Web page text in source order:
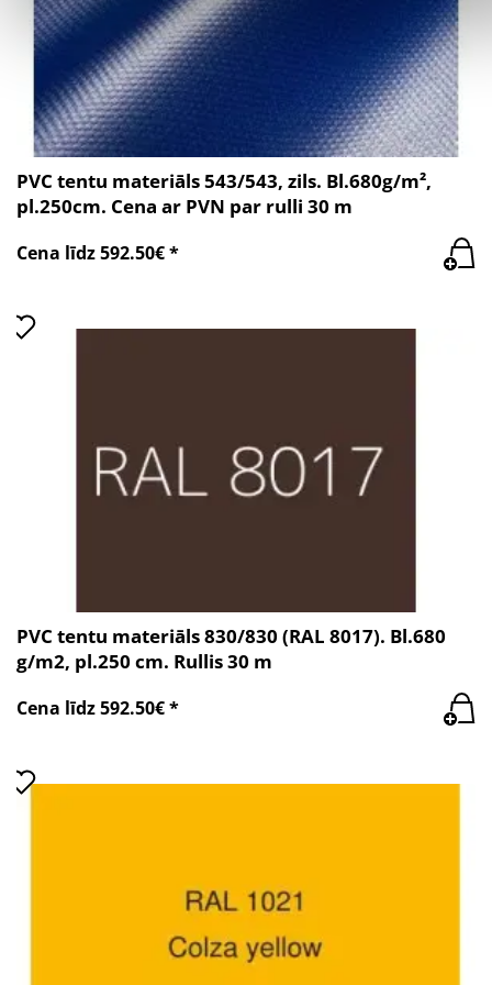
PVC tentu materiāls 543/543, zils. Bl.680g/m²,
pl.250cm. Cena ar PVN par rulli 30 m
Cena līdz 592.50€ *
PVC tentu materiāls 830/830 (RAL 8017). Bl.680
g/m2, pl.250 cm. Rullis 30 m
Cena līdz 592.50€ *